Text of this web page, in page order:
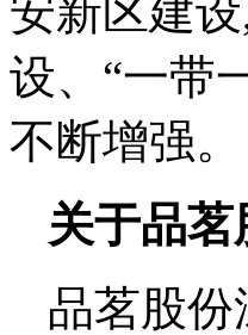
安新区建
设、“一带
不断增强。
关于品茗
品茗股